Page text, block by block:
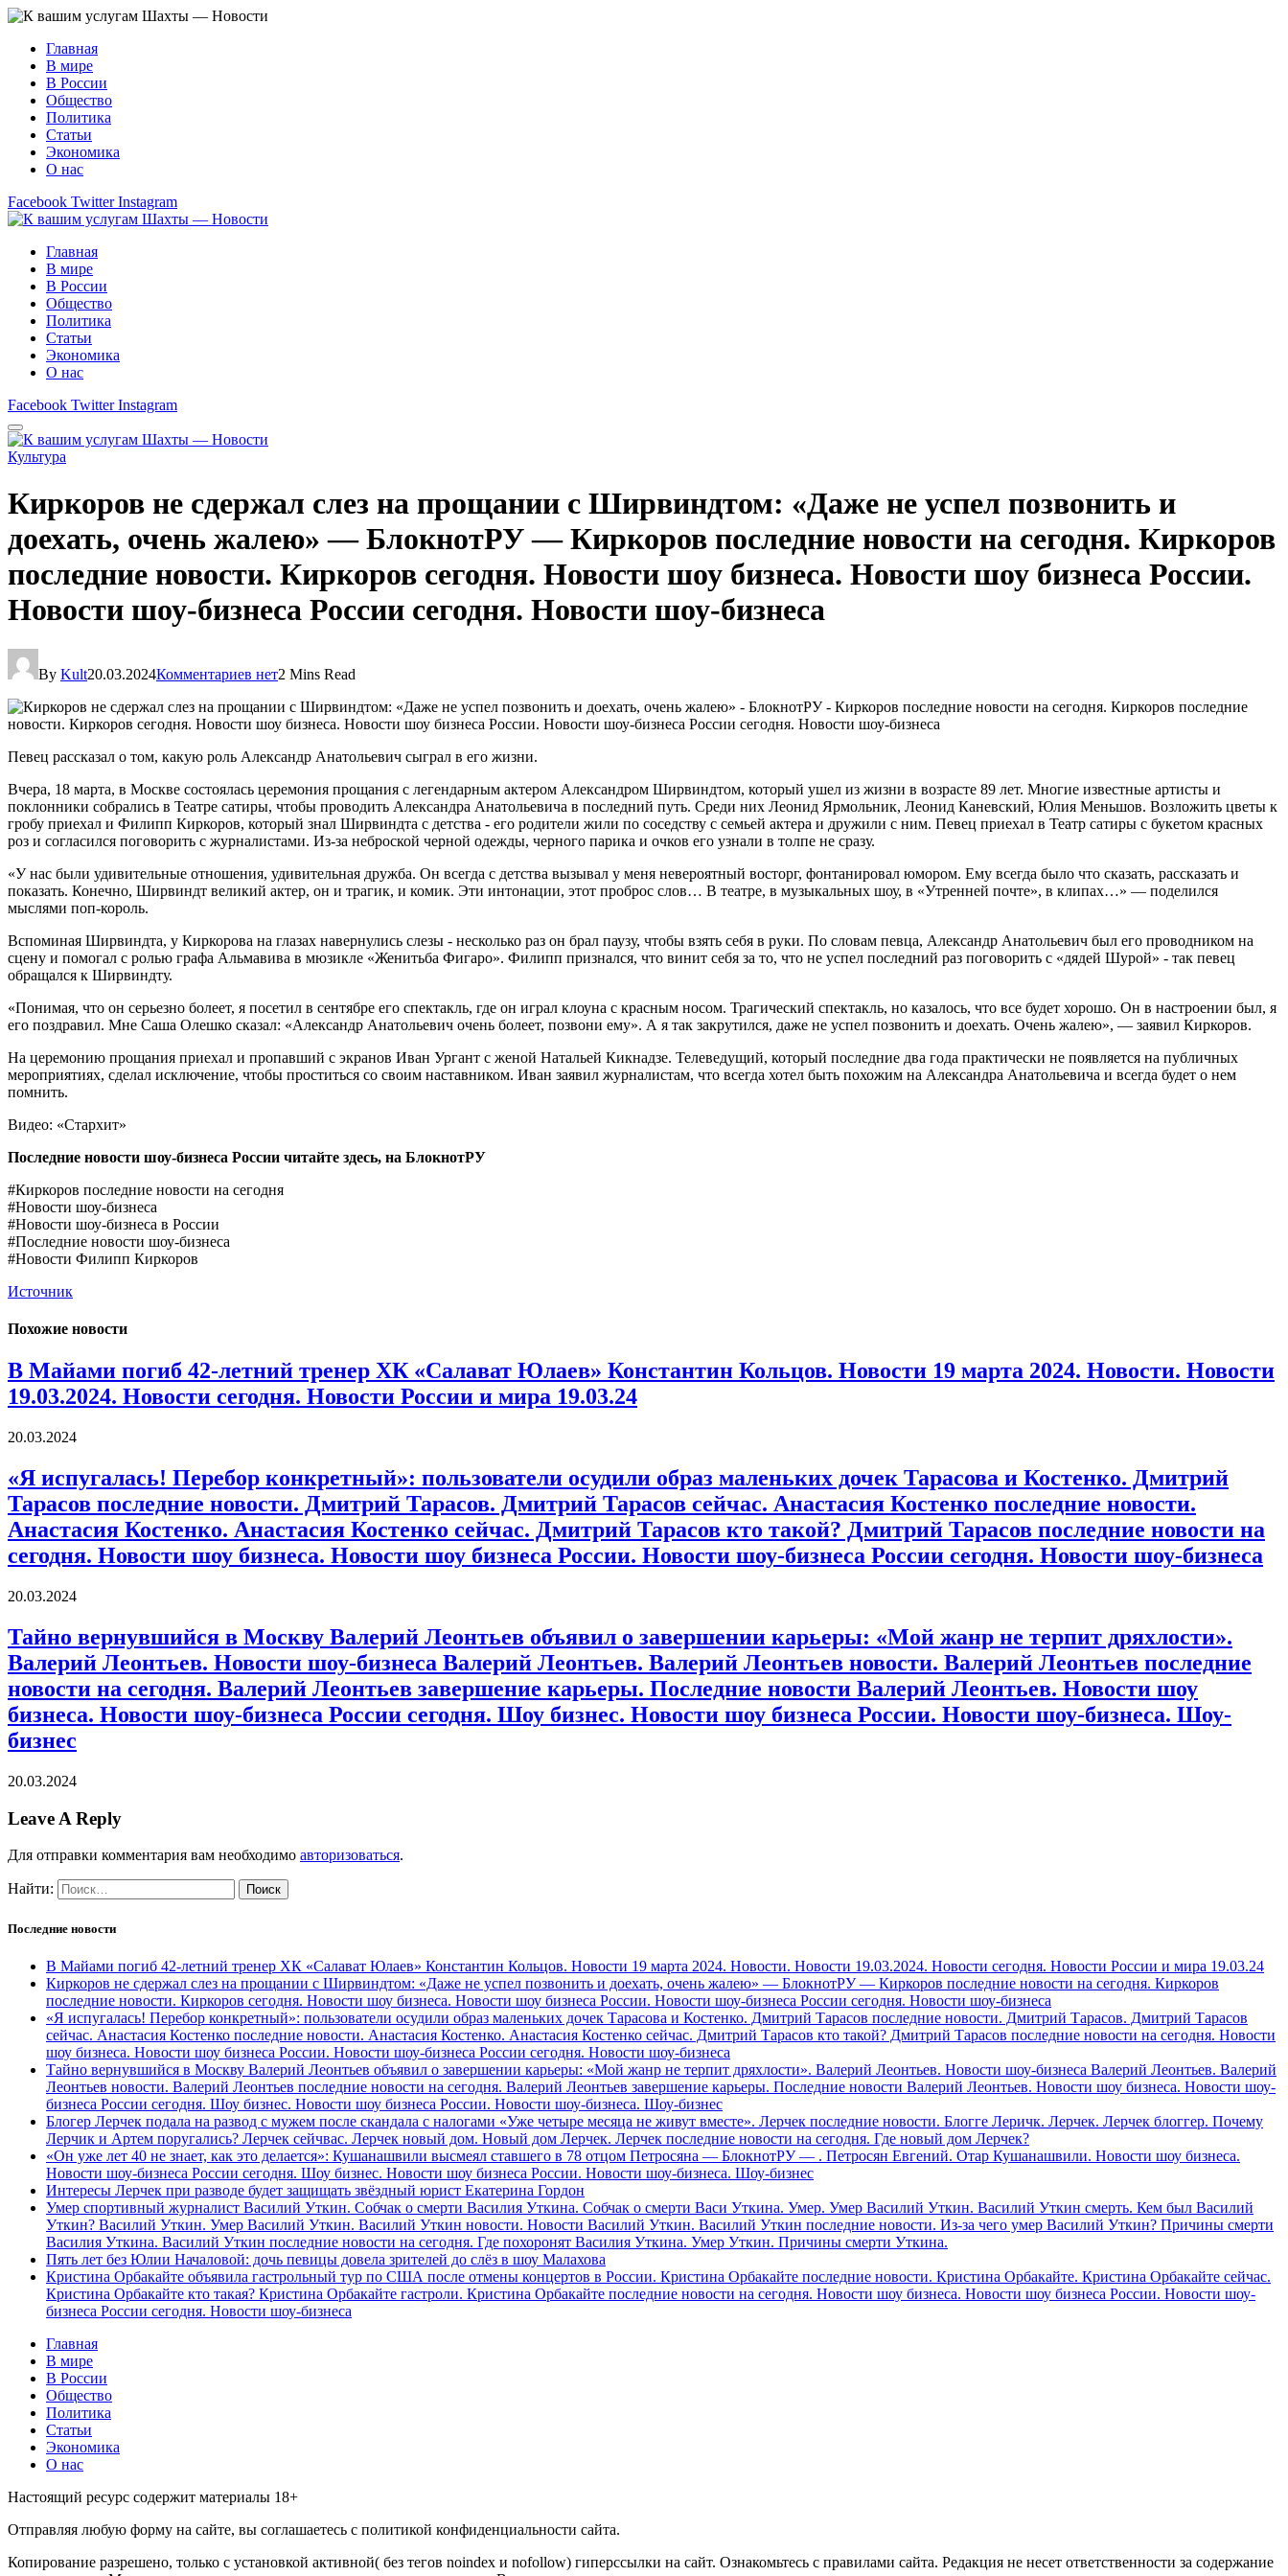
Главная
В мире
В России
Общество
Политика
Статьи
Экономика
О нас
Facebook Twitter Instagram
Главная
В мире
В России
Общество
Политика
Статьи
Экономика
О нас
Facebook Twitter Instagram
Культура
Киркоров не сдержал слез на прощании с Ширвиндтом: «Даже не успел позвонить и
доехать, очень жалею» — БлокнотРУ — Киркоров последние новости на сегодня. Киркоров
последние новости. Киркоров сегодня. Новости шоу бизнеса. Новости шоу бизнеса России.
Новости шоу-бизнеса России сегодня. Новости шоу-бизнеса
By Kult20.03.2024Комментариев нет2 Mins Read
Певец рассказал о том, какую роль Александр Анатольевич сыграл в его жизни.
Вчера, 18 марта, в Москве состоялась церемония прощания с легендарным актером Александром Ширвиндтом, который ушел из жизни в возрасте 89 лет. Многие известные артисты и
поклонники собрались в Театре сатиры, чтобы проводить Александра Анатольевича в последний путь. Среди них Леонид Ярмольник, Леонид Каневский, Юлия Меньшов. Возложить цветы к
гробу приехал и Филипп Киркоров, который знал Ширвиндта с детства - его родители жили по соседству с семьей актера и дружили с ним. Певец приехал в Театр сатиры с букетом красных
роз и согласился поговорить с журналистами. Из-за неброской черной одежды, черного парика и очков его узнали в толпе не сразу.
«У нас были удивительные отношения, удивительная дружба. Он всегда с детства вызывал у меня невероятный восторг, фонтанировал юмором. Ему всегда было что сказать, рассказать и
показать. Конечно, Ширвиндт великий актер, он и трагик, и комик. Эти интонации, этот проброс слов… В театре, в музыкальных шоу, в «Утренней почте», в клипах…» — поделился
мыслями поп-король.
Вспоминая Ширвиндта, у Киркорова на глазах навернулись слезы - несколько раз он брал паузу, чтобы взять себя в руки. По словам певца, Александр Анатольевич был его проводником на
сцену и помогал с ролью графа Альмавива в мюзикле «Женитьба Фигаро». Филипп признался, что винит себя за то, что не успел последний раз поговорить с «дядей Шурой» - так певец
обращался к Ширвиндту.
«Понимая, что он серьезно болеет, я посетил в сентябре его спектакль, где он играл клоуна с красным носом. Трагический спектакль, но казалось, что все будет хорошо. Он в настроении был, я
его поздравил. Мне Саша Олешко сказал: «Александр Анатольевич очень болеет, позвони ему». А я так закрутился, даже не успел позвонить и доехать. Очень жалею», — заявил Киркоров.
На церемонию прощания приехал и пропавший с экранов Иван Ургант с женой Натальей Кикнадзе. Телеведущий, который последние два года практически не появляется на публичных
мероприятиях, сделал исключение, чтобы проститься со своим наставником. Иван заявил журналистам, что всегда хотел быть похожим на Александра Анатольевича и всегда будет о нем
помнить.
Видео: «Стархит»
Последние новости шоу-бизнеса России читайте здесь, на БлокнотРУ
#Киркоров последние новости на сегодня
#Новости шоу-бизнеса
#Новости шоу-бизнеса в России
#Последние новости шоу-бизнеса
#Новости Филипп Киркоров
Источник
Похожие новости
В Майами погиб 42-летний тренер ХК «Салават Юлаев» Константин Кольцов. Новости 19 марта 2024. Новости. Новости
19.03.2024. Новости сегодня. Новости России и мира 19.03.24
20.03.2024
«Я испугалась! Перебор конкретный»: пользователи осудили образ маленьких дочек Тарасова и Костенко. Дмитрий
Тарасов последние новости. Дмитрий Тарасов. Дмитрий Тарасов сейчас. Анастасия Костенко последние новости.
Анастасия Костенко. Анастасия Костенко сейчас. Дмитрий Тарасов кто такой? Дмитрий Тарасов последние новости на
сегодня. Новости шоу бизнеса. Новости шоу бизнеса России. Новости шоу-бизнеса России сегодня. Новости шоу-бизнеса
20.03.2024
Тайно вернувшийся в Москву Валерий Леонтьев объявил о завершении карьеры: «Мой жанр не терпит дряхлости».
Валерий Леонтьев. Новости шоу-бизнеса Валерий Леонтьев. Валерий Леонтьев новости. Валерий Леонтьев последние
новости на сегодня. Валерий Леонтьев завершение карьеры. Последние новости Валерий Леонтьев. Новости шоу
бизнеса. Новости шоу-бизнеса России сегодня. Шоу бизнес. Новости шоу бизнеса России. Новости шоу-бизнеса. Шоу-
бизнес
20.03.2024
Leave A Reply
Для отправки комментария вам необходимо авторизоваться.
Найти:
Последние новости
В Майами погиб 42-летний тренер ХК «Салават Юлаев» Константин Кольцов. Новости 19 марта 2024. Новости. Новости 19.03.2024. Новости сегодня. Новости России и мира 19.03.24
Киркоров не сдержал слез на прощании с Ширвиндтом: «Даже не успел позвонить и доехать, очень жалею» — БлокнотРУ — Киркоров последние новости на сегодня. Киркоров
последние новости. Киркоров сегодня. Новости шоу бизнеса. Новости шоу бизнеса России. Новости шоу-бизнеса России сегодня. Новости шоу-бизнеса
«Я испугалась! Перебор конкретный»: пользователи осудили образ маленьких дочек Тарасова и Костенко. Дмитрий Тарасов последние новости. Дмитрий Тарасов. Дмитрий Тарасов
сейчас. Анастасия Костенко последние новости. Анастасия Костенко. Анастасия Костенко сейчас. Дмитрий Тарасов кто такой? Дмитрий Тарасов последние новости на сегодня. Новости
шоу бизнеса. Новости шоу бизнеса России. Новости шоу-бизнеса России сегодня. Новости шоу-бизнеса
Тайно вернувшийся в Москву Валерий Леонтьев объявил о завершении карьеры: «Мой жанр не терпит дряхлости». Валерий Леонтьев. Новости шоу-бизнеса Валерий Леонтьев. Валерий
Леонтьев новости. Валерий Леонтьев последние новости на сегодня. Валерий Леонтьев завершение карьеры. Последние новости Валерий Леонтьев. Новости шоу бизнеса. Новости шоу-
бизнеса России сегодня. Шоу бизнес. Новости шоу бизнеса России. Новости шоу-бизнеса. Шоу-бизнес
Блогер Лерчек подала на развод с мужем после скандала с налогами «Уже четыре месяца не живут вместе». Лерчек последние новости. Блогге Леричк. Лерчек. Лерчек блоггер. Почему
Лерчик и Артем поругались? Лерчек сейчвас. Лерчек новый дом. Новый дом Лерчек. Лерчек последние новости на сегодня. Где новый дом Лерчек?
«Он уже лет 40 не знает, как это делается»: Кушанашвили высмеял ставшего в 78 отцом Петросяна — БлокнотРУ — . Петросян Евгений. Отар Кушанашвили. Новости шоу бизнеса.
Новости шоу-бизнеса России сегодня. Шоу бизнес. Новости шоу бизнеса России. Новости шоу-бизнеса. Шоу-бизнес
Интересы Лерчек при разводе будет защищать звёздный юрист Екатерина Гордон
Умер спортивный журналист Василий Уткин. Собчак о смерти Василия Уткина. Собчак о смерти Васи Уткина. Умер. Умер Василий Уткин. Василий Уткин смерть. Кем был Василий
Уткин? Василий Уткин. Умер Василий Уткин. Василий Уткин новости. Новости Василий Уткин. Василий Уткин последние новости. Из-за чего умер Василий Уткин? Причины смерти
Василия Уткина. Василий Уткин последние новости на сегодня. Где похоронят Василия Уткина. Умер Уткин. Причины смерти Уткина.
Пять лет без Юлии Началовой: дочь певицы довела зрителей до слёз в шоу Малахова
Кристина Орбакайте объявила гастрольный тур по США после отмены концертов в России. Кристина Орбакайте последние новости. Кристина Орбакайте. Кристина Орбакайте сейчас.
Кристина Орбакайте кто такая? Кристина Орбакайте гастроли. Кристина Орбакайте последние новости на сегодня. Новости шоу бизнеса. Новости шоу бизнеса России. Новости шоу-
бизнеса России сегодня. Новости шоу-бизнеса
Главная
В мире
В России
Общество
Политика
Статьи
Экономика
О нас
Настоящий ресурс содержит материалы 18+
Отправляя любую форму на сайте, вы соглашаетесь с политикой конфиденциальности сайта.
Копирование разрешено, только с установкой активной( без тегов noindex и nofollow) гиперссылки на сайт. Ознакомьтесь с правилами сайта. Редакция не несет ответственности за содержание